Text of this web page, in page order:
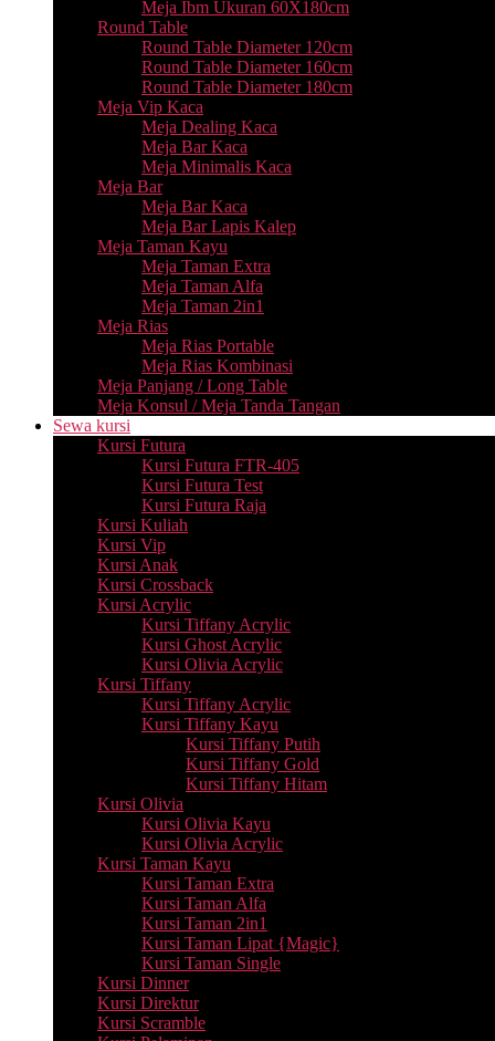
Meja Ibm Ukuran 60X180cm
Round Table
Round Table Diameter 120cm
Round Table Diameter 160cm
Round Table Diameter 180cm
Meja Vip Kaca
Meja Dealing Kaca
Meja Bar Kaca
Meja Minimalis Kaca
Meja Bar
Meja Bar Kaca
Meja Bar Lapis Kalep
Meja Taman Kayu
Meja Taman Extra
Meja Taman Alfa
Meja Taman 2in1
Meja Rias
Meja Rias Portable
Meja Rias Kombinasi
Meja Panjang / Long Table
Meja Konsul / Meja Tanda Tangan
Sewa kursi
Kursi Futura
Kursi Futura FTR-405
Kursi Futura Test
Kursi Futura Raja
Kursi Kuliah
Kursi Vip
Kursi Anak
Kursi Crossback
Kursi Acrylic
Kursi Tiffany Acrylic
Kursi Ghost Acrylic
Kursi Olivia Acrylic
Kursi Tiffany
Kursi Tiffany Acrylic
Kursi Tiffany Kayu
Kursi Tiffany Putih
Kursi Tiffany Gold
Kursi Tiffany Hitam
Kursi Olivia
Kursi Olivia Kayu
Kursi Olivia Acrylic
Kursi Taman Kayu
Kursi Taman Extra
Kursi Taman Alfa
Kursi Taman 2in1
Kursi Taman Lipat {Magic}
Kursi Taman Single
Kursi Dinner
Kursi Direktur
Kursi Scramble